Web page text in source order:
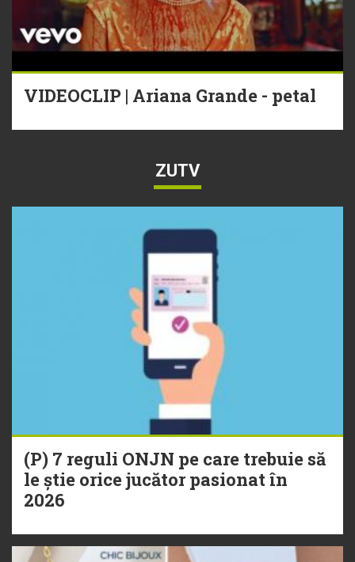
VIDEOCLIP | Ariana Grande - petal
ZUTV
(P) 7 reguli ONJN pe care trebuie să
le știe orice jucător pasionat în
2026